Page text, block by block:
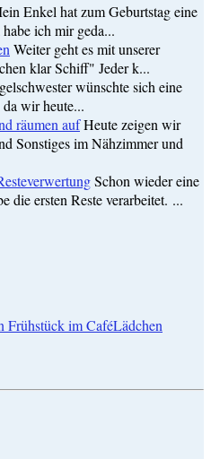
Enkel hat zum Geburtstag eine
ich mir geda...
Weiter geht es mit unserer
klar Schiff" Jeder k...
wünschte sich eine
wir heute...
räumen aufHeute zeigen wir
Sonstiges im Nähzimmer und
Schon wieder eine
die ersten Reste verarbeitet. ...
Frühstück im CaféLädchen